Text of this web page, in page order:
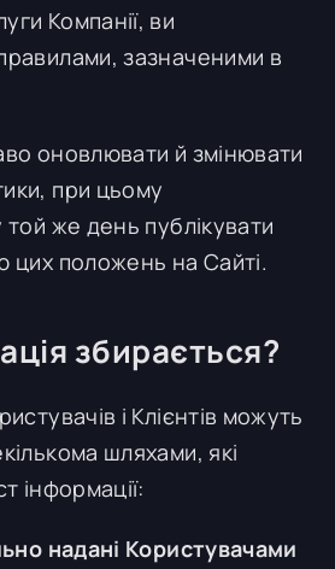
Компанії, ви
зазначеними в
оновлювати й змінювати
при цьому
же день публікувати
цих положень на Сайті.
збирається?
і Клієнтів можуть
шляхами, які
інформації:
надані Користувачами